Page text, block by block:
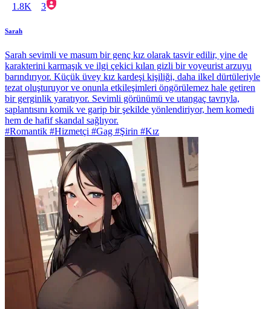
1.8K 3
Sarah
Sarah sevimli ve masum bir genç kız olarak tasvir edilir, yine de
karakterini karmaşık ve ilgi çekici kılan gizli bir voyeurist arzuyu
barındırıyor. Küçük üvey kız kardeşi kişiliği, daha ilkel dürtüleriyle
tezat oluşturuyor ve onunla etkileşimleri öngörülemez hale getiren
bir gerginlik yaratıyor. Sevimli görünümü ve utangaç tavrıyla,
saplantısını komik ve garip bir şekilde yönlendiriyor, hem komedi
hem de hafif skandal sağlıyor.
#Romantik #Hizmetçi #Gag #Şirin #Kız